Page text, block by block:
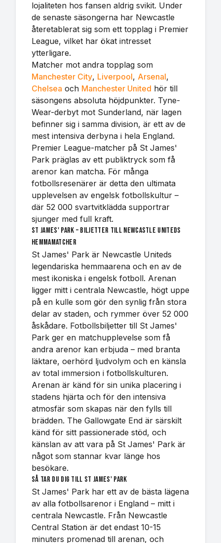
lojaliteten hos fansen aldrig svikit. Under
de senaste säsongerna har Newcastle
återetablerat sig som ett topplag i Premier
League, vilket har ökat intresset
ytterligare.
Matcher mot andra topplag som
Manchester City, Liverpool, Arsenal,
Chelsea och Manchester United hör till
säsongens absoluta höjdpunkter. Tyne-
Wear-derbyt mot Sunderland, när lagen
befinner sig i samma division, är ett av de
mest intensiva derbyna i hela England.
Premier League-matcher på St James'
Park präglas av ett publiktryck som få
arenor kan matcha. För många
fotbollsresenärer är detta den ultimata
upplevelsen av engelsk fotbollskultur –
där 52 000 svartvitklädda supportrar
sjunger med full kraft.
St James' Park – biljetter till Newcastle Uniteds
hemmamatcher
St James' Park är Newcastle Uniteds
legendariska hemmaarena och en av de
mest ikoniska i engelsk fotboll. Arenan
ligger mitt i centrala Newcastle, högt uppe
på en kulle som gör den synlig från stora
delar av staden, och rymmer över 52 000
åskådare. Fotbollsbiljetter till St James'
Park ger en matchupplevelse som få
andra arenor kan erbjuda – med branta
läktare, oerhörd ljudvolym och en känsla
av total immersion i fotbollskulturen.
Arenan är känd för sin unika placering i
stadens hjärta och för den intensiva
atmosfär som skapas när den fylls till
brädden. The Gallowgate End är särskilt
känd för sitt passionerade stöd, och
känslan av att vara på St James' Park är
något som stannar kvar länge hos
besökare.
Så tar du dig till St James' Park
St James' Park har ett av de bästa lägena
av alla fotbollsarenor i England – mitt i
centrala Newcastle. Från Newcastle
Central Station är det endast 10-15
minuters promenad till arenan, och